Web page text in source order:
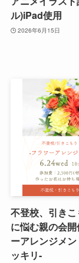
ル)iPad使用
2026年6月15日
不登校、引き
に悩む親の会
ーアレンジメ
ッキリ-